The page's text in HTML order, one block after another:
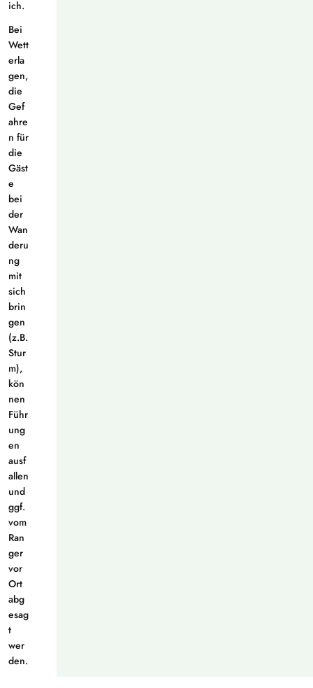
ich.
Bei
Wett
erla
gen,
die
Gef
ahre
n für
die
Gäst
e
bei
der
Wan
deru
ng
mit
sich
brin
gen
(z.B.
Stur
m),
kön
nen
Führ
ung
en
ausf
allen
und
ggf.
vom
Ran
ger
vor
Ort
abg
esag
t
wer
den.